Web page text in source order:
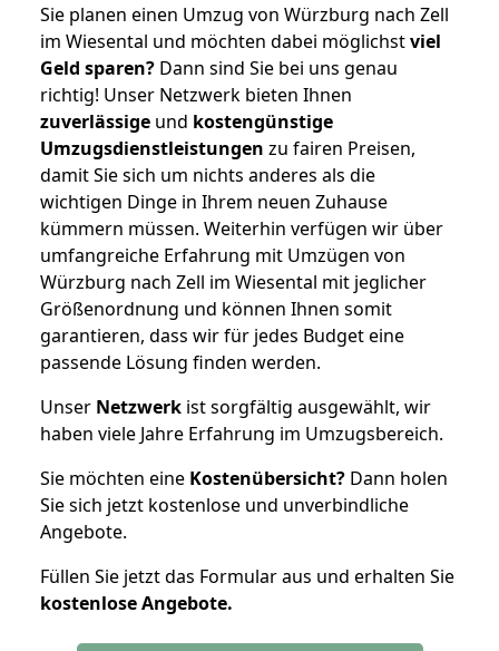
Sie planen einen Umzug von Würzburg nach Zell
im Wiesental und möchten dabei möglichstviel
Geld sparen? Dann sind Sie bei uns genau
richtig! Unser Netzwerk bieten Ihnen
zuverlässige und kostengünstige
Umzugsdienstleistungen zu fairen Preisen,
damit Sie sich um nichts anderes als die
wichtigen Dinge in Ihrem neuen Zuhause
kümmern müssen. Weiterhin verfügen wir über
umfangreiche Erfahrung mit Umzügen von
Würzburg nach Zell im Wiesental mit jeglicher
Größenordnung und können Ihnen somit
garantieren, dass wir für jedes Budget eine
passende Lösung finden werden.
Unser Netzwerk ist sorgfältig ausgewählt, wir
haben viele Jahre Erfahrung im Umzugsbereich.
Sie möchten eine Kostenübersicht? Dann holen
Sie sich jetzt kostenlose und unverbindliche
Angebote.
Füllen Sie jetzt das Formular aus und erhalten Sie
kostenloseAngebote.